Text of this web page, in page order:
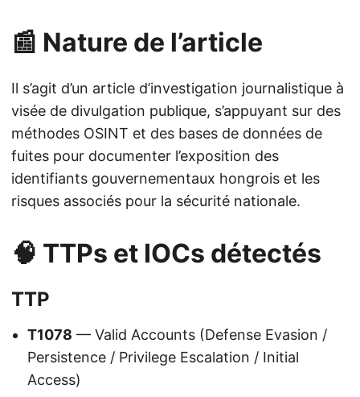
📰 Nature de l’article
Il s’agit d’un article d’investigation journalistique à
visée de divulgation publique, s’appuyant sur des
méthodes OSINT et des bases de données de
fuites pour documenter l’exposition des
identifiants gouvernementaux hongrois et les
risques associés pour la sécurité nationale.
🧠 TTPs et IOCs détectés
TTP
T1078 — Valid Accounts (Defense Evasion /
Persistence / Privilege Escalation / Initial
Access)